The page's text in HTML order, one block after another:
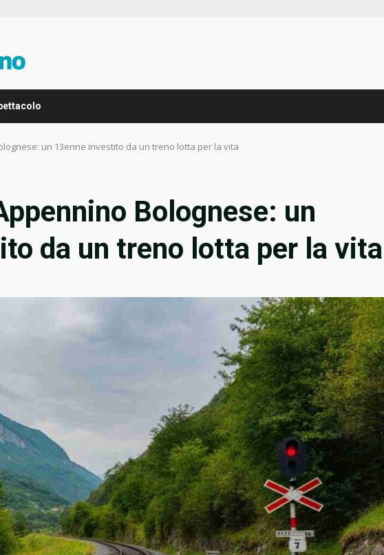
un 13enne investito da un treno lotta per la vita
Bolognese: un
da un treno lotta per la vita